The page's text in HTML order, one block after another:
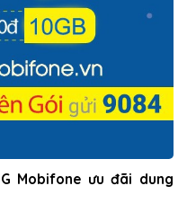
Mobifone ưu đãi dung